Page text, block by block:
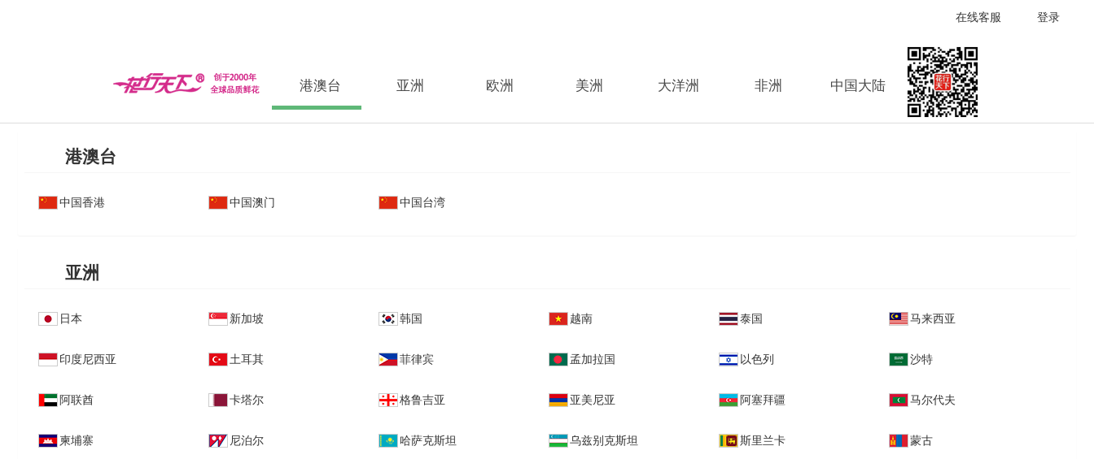
在线客服 登录
港澳台 亚洲 欧洲 美洲 大洋洲 非洲 中国大陆
港澳台
中国香港 中国澳门 中国台湾
亚洲
日本 新加坡 韩国 越南 泰国 马来西亚
印度尼西亚 土耳其 菲律宾 孟加拉国 以色列 沙特
阿联酋 卡塔尔 格鲁吉亚 亚美尼亚 阿塞拜疆 马尔代夫
柬埔寨 尼泊尔 哈萨克斯坦 乌兹别克斯坦 斯里兰卡 蒙古